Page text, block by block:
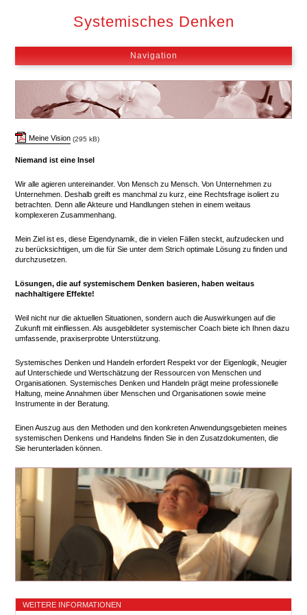
Systemisches Denken
Navigation
Meine Vision (295 kB)
Niemand ist eine Insel
Wir alle agieren untereinander. Von Mensch zu Mensch. Von Unternehmen zu
Unternehmen. Deshalb greift es manchmal zu kurz, eine Rechtsfrage isoliert zu
betrachten. Denn alle Akteure und Handlungen stehen in einem weitaus
komplexeren Zusammenhang.
Mein Ziel ist es, diese Eigendynamik, die in vielen Fällen steckt, aufzudecken und
zu berücksichtigen, um die für Sie unter dem Strich optimale Lösung zu finden und
durchzusetzen.
Lösungen, die auf systemischem Denken basieren, haben weitaus
nachhaltigere Effekte!
Weil nicht nur die aktuellen Situationen, sondern auch die Auswirkungen auf die
Zukunft mit einfliessen. Als ausgebildeter systemischer Coach biete ich Ihnen dazu
umfassende, praxiserprobte Unterstützung.
Systemisches Denken und Handeln erfordert Respekt vor der Eigenlogik, Neugier
auf Unterschiede und Wertschätzung der Ressourcen von Menschen und
Organisationen. Systemisches Denken und Handeln prägt meine professionelle
Haltung, meine Annahmen über Menschen und Organisationen sowie meine
Instrumente in der Beratung.
Einen Auszug aus den Methoden und den konkreten Anwendungsgebieten meines
systemischen Denkens und Handelns finden Sie in den Zusatzdokumenten, die
Sie herunterladen können.
WEITERE INFORMATIONEN